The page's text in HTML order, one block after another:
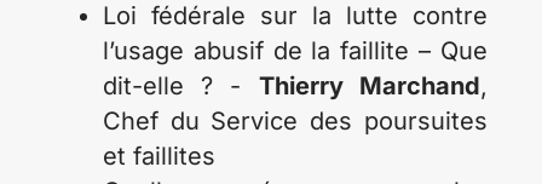
Loi fédérale sur la lutte contre
l’usage abusif de la faillite – Que
dit-elle ? - Thierry Marchand,
Chef du Service des poursuites
et faillites